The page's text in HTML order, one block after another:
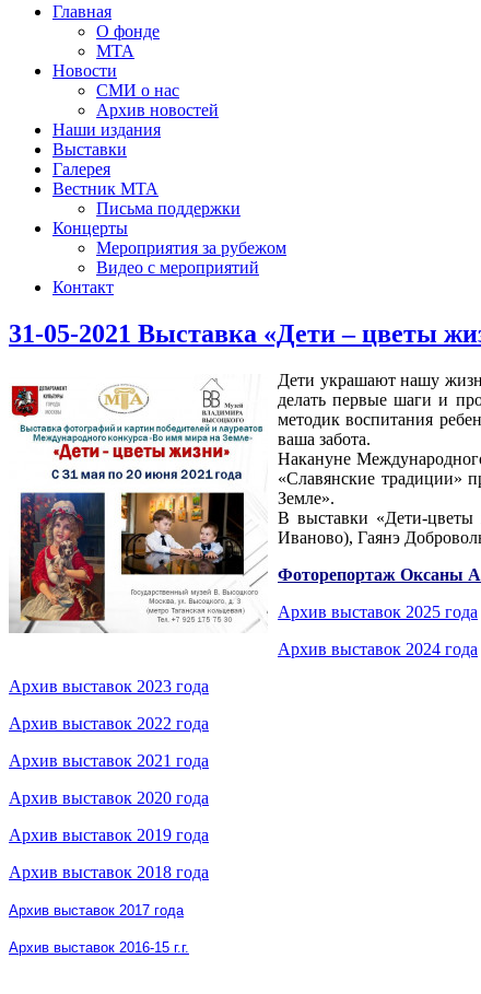
Главная
О фонде
МТА
Новости
СМИ о нас
Архив новостей
Наши издания
Выставки
Галерея
Вестник МТА
Письма поддержки
Концерты
Мероприятия за рубежом
Видео с мероприятий
Контакт
31-05-2021 Выставка «Дети – цветы
Дети украшают нашу
делать первые шаги и
методик воспитания
ваша забота.
Накануне
«Славянские традиции»
Земле».
В выставки «Дети-
Иваново), Гаянэ
Фоторепортаж Оксаны
Архив выставок 2025 года
Архив выставок 2024 года
Архив выставок 2023 года
Архив выставок 2022 года
Архив выставок 2021 года
Архив выставок 2020 года
Архив выставок 2019 года
Архив выставок 2018 года
Архив выставок 2017 года
Архив выставок 2016-15 г.г.